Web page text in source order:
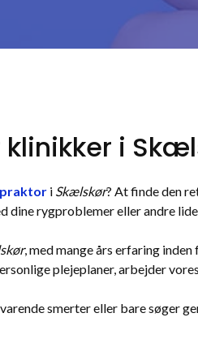
i
i Skælskør? At finde den
dine rygproblemer eller andre
, med mange års erfaring
plejeplaner, arbejder
smerter eller bare søger